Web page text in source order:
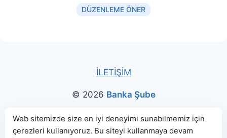
DÜZENLEME ÖNER
İLETİŞİM
© 2026 Banka Şube
Bu sitede paylaşılan banka bilgileri için kaynak olarak
genellikle TBBveBDDKweb sitelerinden faydalanılmış, harita
Web sitemizde size en iyi deneyimi sunabilmemiz için
çerezleri kullanıyoruz. Bu siteyi kullanmaya devam